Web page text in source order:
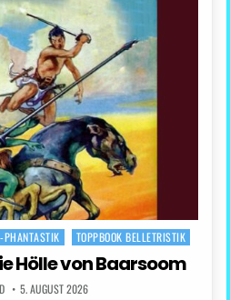
TOPPBOOK BELLETRISTIK
Hölle von Baarsoom
5. AUGUST 2026